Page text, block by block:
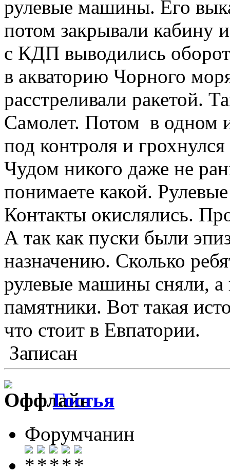
рулевые машины. Его
потом закрывали кабину
с КДП выводились
в акваторию Чорного
расстреливали ракетой.
Самолет. Потом в одном
под контроля и
Чудом никого даже не
понимаете какой.
Контакты окислялись.
А так как пуски были
назначению. Сколько
рулевые машины сняли, а
памятники. Вот такая
что стоит в Евпатории.
Записан
Гостья
Форумчанин